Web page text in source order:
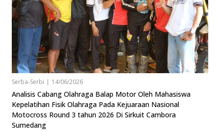
Serba-Serbi | 14/06/2026
Analisis Cabang Olahraga Balap Motor Oleh Mahasiswa
Kepelatihan Fisik Olahraga Pada Kejuaraan Nasional
Motocross Round 3 tahun 2026 Di Sirkuit Cambora
Sumedang